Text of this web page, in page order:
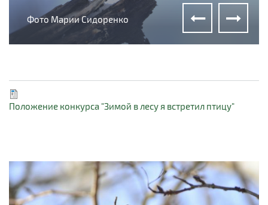
Фото Марии Сидоренко
Фото Марии Сидоренко
Фото Марии Сидоренко
Положение конкурса "Зимой в лесу я встретил птицу"